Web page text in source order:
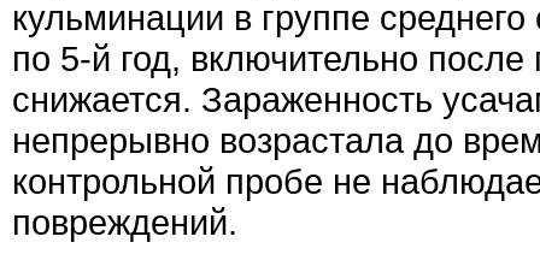
кульминации в группе среднего
по 5-й год, включительно
снижается. Зараженность
непрерывно возрастала до
контрольной пробе не
повреждений.